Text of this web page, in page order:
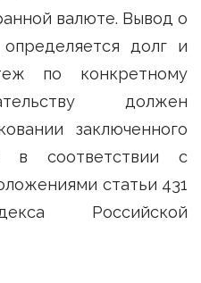
валюте. Вывод о
долг и
по конкретному
должен
заключенного
в соответствии с
статьи 431
Российской